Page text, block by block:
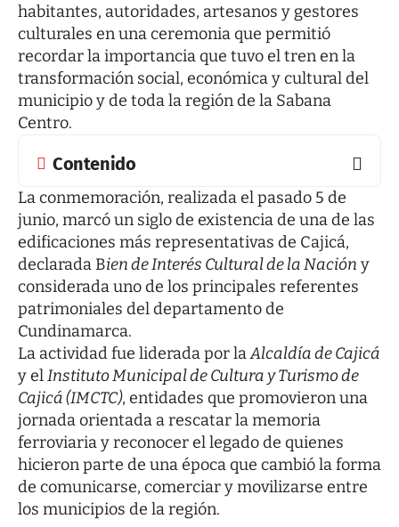
habitantes, autoridades, artesanos y gestores
culturales en una ceremonia que permitió
recordar la importancia que tuvo el tren en la
transformación social, económica y cultural del
municipio y de toda la región de la Sabana
Centro.
Contenido
La conmemoración, realizada el pasado 5 de
junio, marcó un siglo de existencia de una de las
edificaciones más representativas de Cajicá,
declarada Bien de Interés Cultural de la Nación y
considerada uno de los principales referentes
patrimoniales del departamento de
Cundinamarca.
La actividad fue liderada por laAlcaldía de Cajicá
y elInstituto Municipal de Cultura y Turismo de
Cajicá (IMCTC), entidades que promovieron una
jornada orientada a rescatar la memoria
ferroviaria y reconocer el legado de quienes
hicieron parte de una época que cambió la forma
de comunicarse, comerciar y movilizarse entre
los municipios de la región.